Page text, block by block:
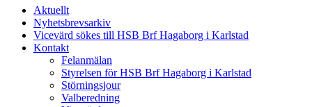
Aktuellt
Nyhetsbrevsarkiv
Vicevärd sökes till HSB Brf Hagaborg i Karlstad
Kontakt
Felanmälan
Styrelsen för HSB Brf Hagaborg i Karlstad
Störningsjour
Valberedning